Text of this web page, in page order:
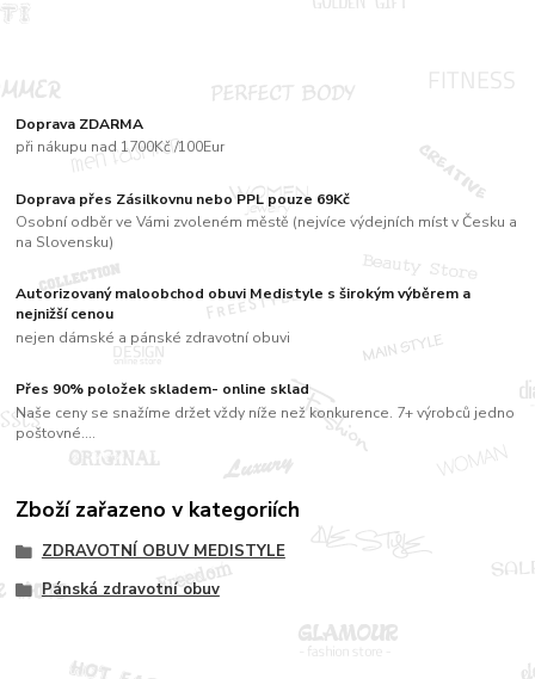
Doprava ZDARMA
při nákupu nad 1700Kč /100Eur
Doprava přes Zásilkovnu nebo PPL pouze 69Kč
Osobní odběr ve Vámi zvoleném městě (nejvíce výdejních míst v Česku a
na Slovensku)
Autorizovaný maloobchod obuvi Medistyle s širokým výběrem a
nejnižší cenou
nejen dámské a pánské zdravotní obuvi
Přes 90% položek skladem- online sklad
Naše ceny se snažíme držet vždy níže než konkurence. 7+ výrobců jedno
poštovné....
Zboží zařazeno v kategoriích
ZDRAVOTNÍ OBUV MEDISTYLE
Pánská zdravotní obuv